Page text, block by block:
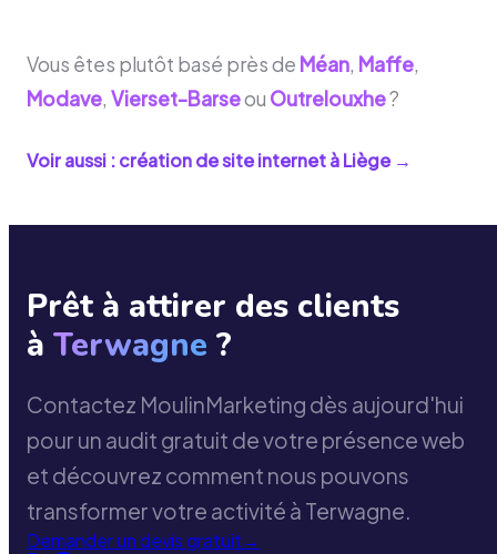
Vous êtes plutôt basé près de Méan, Maffe,
Modave, Vierset-Barseou Outrelouxhe?
Voir aussi : création de site internet àLiège→
Prêt à attirer des clients
à Terwagne ?
Contactez MoulinMarketing dès aujourd'hui
pour un audit gratuit de votre présence web
et découvrez comment nous pouvons
transformer votre activité à Terwagne.
Demander un devis gratuit→